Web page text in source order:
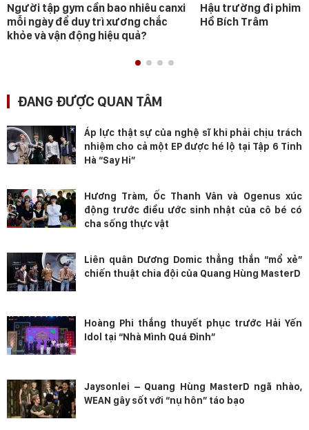
Người tập gym cần bao nhiêu canxi
mỗi ngày để duy trì xương chắc
khỏe và vận động hiệu quả?
Hậu trường đi phim
Hồ Bích Trâm
ĐANG ĐƯỢC QUAN TÂM
Áp lực thật sự của nghệ sĩ khi phải chịu trách
nhiệm cho cả một EP được hé lộ tại Tập 6 Tinh
Hà “Say Hi”
Hương Tràm, Ốc Thanh Vân và Ogenus xúc
động trước điều ước sinh nhật của cô bé có
cha sống thực vật
Liên quân Dương Domic thẳng thắn “mổ xẻ”
chiến thuật chia đội của Quang Hùng MasterD
Hoàng Phi thắng thuyết phục trước Hải Yến
Idol tại “Nhà Mình Quá Đỉnh”
Jaysonlei – Quang Hùng MasterD ngã nhào,
WEAN gây sốt với “nụ hôn” táo bạo